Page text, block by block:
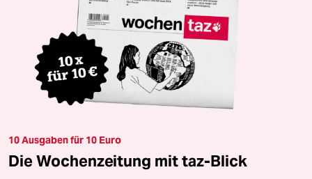
10 Ausgaben für 10 Euro
Die Wochenzeitung mit taz-Blick